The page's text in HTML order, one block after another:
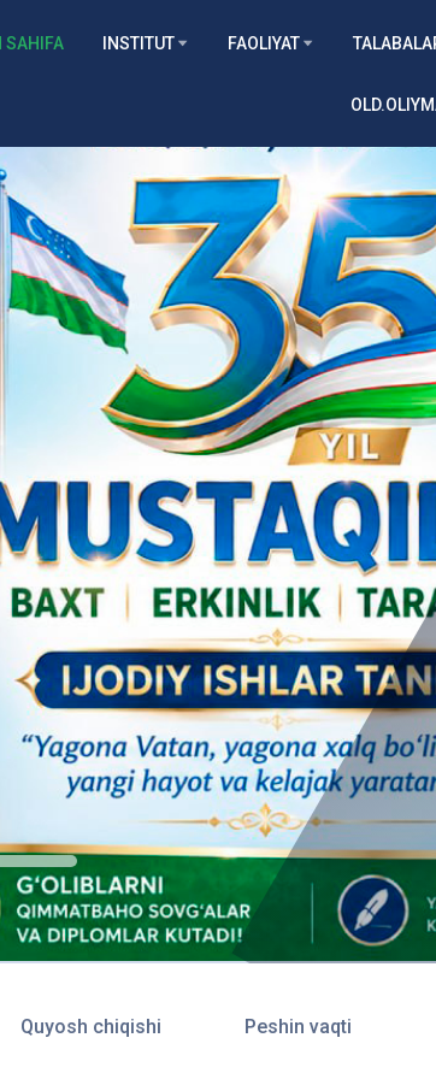
SAHIFA INSTITUT FAOLIYAT
Quyosh chiqishi Peshin vaqti